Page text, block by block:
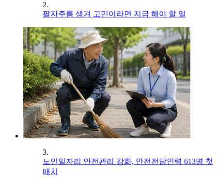
2.
팔자주름 생겨 고민이라면 지금 해야 할 일
3.
노인일자리 안전관리 강화, 안전전담인력 613명 첫
배치